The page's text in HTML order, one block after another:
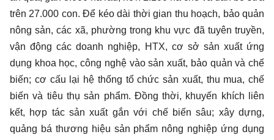
trên 27.000 con. Để kéo dài thời gian thu hoạch, bảo quản
nông sản, các xã, phường trong khu vực đã tuyên truyền,
vận động các doanh nghiệp, HTX, cơ sở sản xuất ứng
dụng khoa học, công nghệ vào sản xuất, bảo quản và chế
biến; cơ cấu lại hệ thống tổ chức sản xuất, thu mua, chế
biến và tiêu thụ sản phẩm. Đồng thời, khuyến khích liên
kết, hợp tác sản xuất gắn với chế biến sâu; xây dựng,
quảng bá thương hiệu sản phẩm nông nghiệp ứng dụng